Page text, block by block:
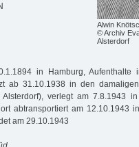
Alwin
© Archiv
Alsterdorf
in Hamburg, Aufenthalte
ab 31.10.1938 in den
verlegt am 7.8.1943
abtransportiert am 12.10.1943
am 29.10.1943